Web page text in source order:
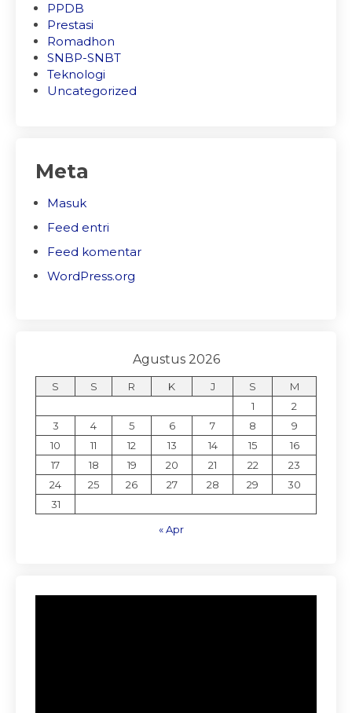
PPDB
Prestasi
Romadhon
SNBP-SNBT
Teknologi
Uncategorized
Meta
Masuk
Feed entri
Feed komentar
WordPress.org
Agustus 2026
S S R K J S
M
1
2
3
4 5 6 7 8
9
10
11 12 13 14 15
16
17
18 19 20 21 22
23
24
25 26 27 28 29
30
31
« Apr